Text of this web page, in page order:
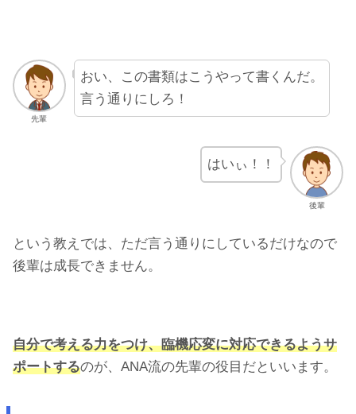
先輩
おい、この書類はこうやって書くんだ。
言う通りにしろ！
後輩
はいぃ！！
という教えでは、ただ言う通りにしているだけなので
後輩は成長できません。
自分で考える力をつけ、臨機応変に対応できるようサ
ポートするのが、ANA流の先輩の役目だといいます。